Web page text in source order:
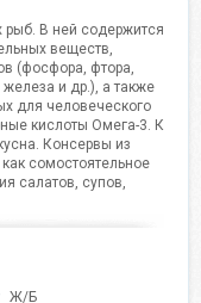
рыб. В ней содержится
веществ,
(фосфора, фтора,
и др.), а также
для человеческого
кислоты Омега-3. К
Консервы из
сомостоятельное
салатов, супов,
Ж/Б